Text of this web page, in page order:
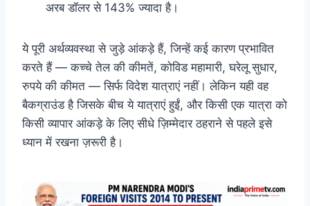
अरब डॉलर से 143% ज्यादा है।
ये पूरी अर्थव्यवस्था से जुड़े आंकड़े हैं, जिन्हें कई कारण प्रभावित
करते हैं — कच्चे तेल की कीमतें, कोविड महामारी, घरेलू सुधार,
रुपये की कीमत — सिर्फ विदेश यात्राएं नहीं। लेकिन यही वह
बैकग्राउंड है जिसके बीच ये यात्राएं हुईं, और किसी एक यात्रा को
किसी व्यापार आंकड़े के लिए सीधे ज़िम्मेदार ठहराने से पहले इसे
ध्यान में रखना ज़रूरी है।